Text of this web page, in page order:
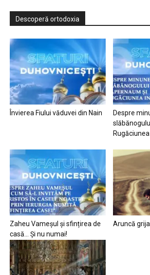
Descoperă ortodoxia
Învierea Fiului văduvei din Nain
Despre
Zaheu Vameșul și sfințirea de
casă… Și nu numai!
Aruncă